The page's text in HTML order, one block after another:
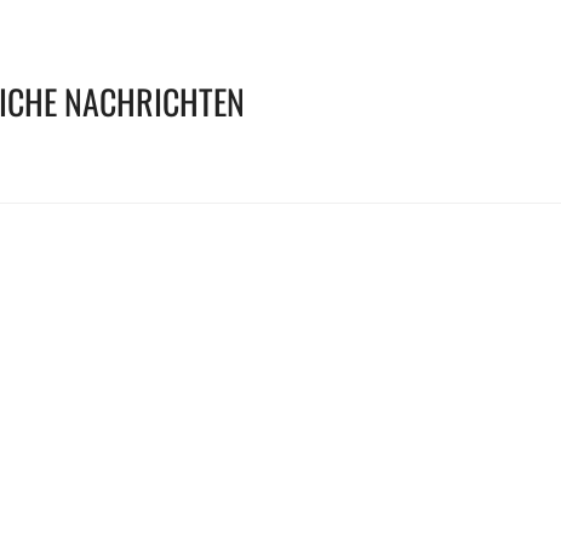
NACHRICHTEN